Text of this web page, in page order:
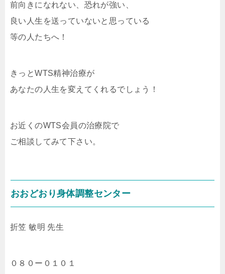
前向きになれない、恐れが強い、
良い人生を送っていないと思っている
等の人たちへ！
きっとWTS精神治療が
あなたの人生を変えてくれるでしょう！
お近くのWTS会員の治療院で
ご相談してみて下さい。
おおどおり身体調整センター
折笠 敏明 先生
０８０ー０１０１